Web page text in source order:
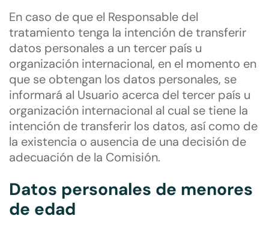
En caso de que el Responsable del
tratamiento tenga la intención de transferir
datos personales a un tercer país u
organización internacional, en el momento en
que se obtengan los datos personales, se
informará al Usuario acerca del tercer país u
organización internacional al cual se tiene la
intención de transferir los datos, así como de
la existencia o ausencia de una decisión de
adecuación de la Comisión.
Datos personales de menores
de edad